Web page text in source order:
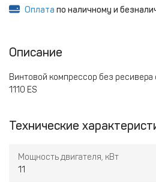
Оплата по наличному и
Описание
Винтовой компрессор без ресивера
1110 ES
Технические
Мощность двигателя, кВт
11